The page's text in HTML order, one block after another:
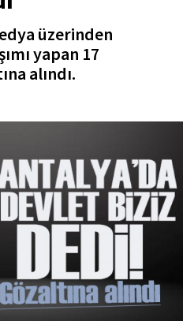
üzerinden
yapan 17
alındı.